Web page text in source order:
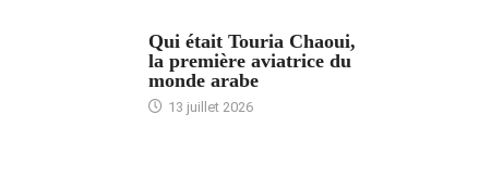
Qui était Touria Chaoui,
la première aviatrice du
monde arabe
13 juillet 2026